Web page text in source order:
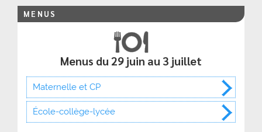
MENUS
Menus du 29 juin au 3 juillet
Maternelle et CP
École-collège-lycée